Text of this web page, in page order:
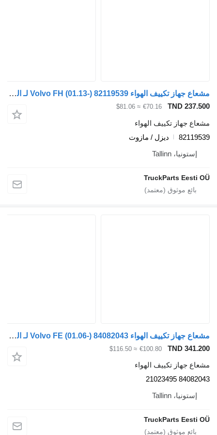
مشعاع جهاز تكييف الهواء Volvo FH (01.13-) 82119539 لـ السيارات القاطرة Volvo FH, FM, FMX-4 series (2013-)
TND
€70.16
≈ $81.06
تكييف الهواء
ديزل / مازوت
TruckParts
مشعاع جهاز تكييف الهواء Volvo FE (01.06-) 84082043 لـ السيارات القاطرة Volvo FL, FE (2005-2014)
TND
€100.80
≈ $116.50
تكييف الهواء
TruckParts